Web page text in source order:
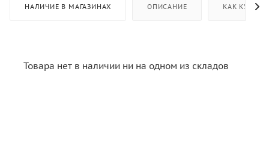
НАЛИЧИЕ В МАГАЗИНАХ ОПИСАНИЕ КАК КУПИТЬ
Товара нет в наличии ни на одном из складов